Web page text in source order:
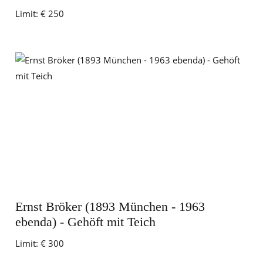
Limit: € 250
Ernst Bröker (1893 München - 1963
ebenda) - Gehöft mit Teich
Limit: € 300